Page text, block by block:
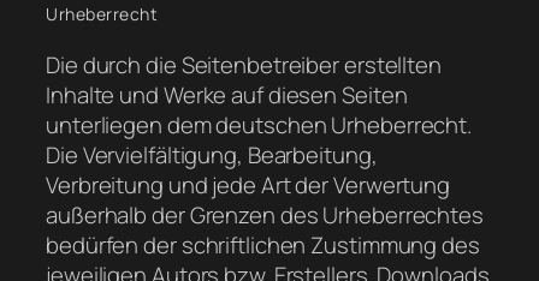
Urheberrecht
Die durch die Seitenbetreiber erstellten
Inhalte und Werke auf diesen Seiten
unterliegen dem deutschen Urheberrecht.
Die Vervielfältigung, Bearbeitung,
Verbreitung und jede Art der Verwertung
außerhalb der Grenzen des Urheberrechtes
bedürfen der schriftlichen Zustimmung des